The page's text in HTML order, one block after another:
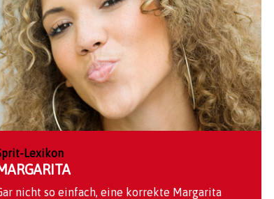
Lexikon
nicht so einfach, eine korrekte Margarita